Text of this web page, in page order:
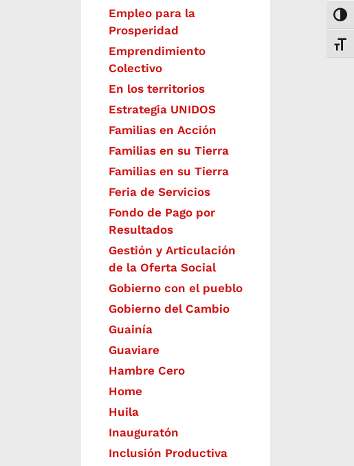
Empleo para la
Prosperidad
Emprendimiento
Colectivo
En los territorios
Estrategia UNIDOS
Familias en Acción
Familias en su Tierra
Familias en su Tierra
Feria de Servicios
Fondo de Pago por
Resultados
Gestión y Articulación
de la Oferta Social
Gobierno con el pueblo
Gobierno del Cambio
Guainía
Guaviare
Hambre Cero
Home
Huila
Inauguratón
Inclusión Productiva